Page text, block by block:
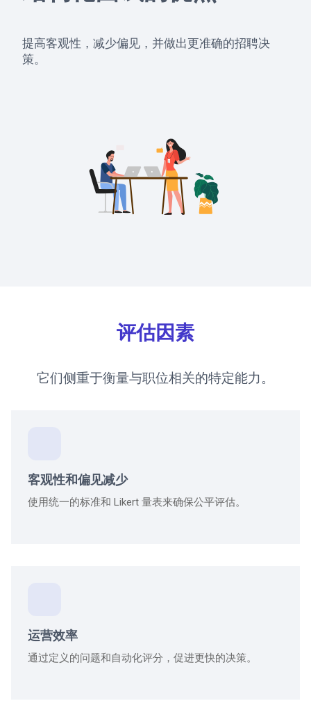
提高客观性，减少偏见，并做出更准确的招聘决
策。
评估因素
它们侧重于衡量与职位相关的特定能力。
客观性和偏见减少
使用统一的标准和 Likert 量表来确保公平评估。
运营效率
通过定义的问题和自动化评分，促进更快的决策。